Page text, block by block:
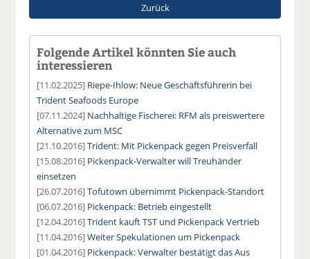
Zurück
Folgende Artikel könnten Sie auch
interessieren
[11.02.2025] Riepe-Ihlow: Neue Geschäftsführerin bei
Trident Seafoods Europe
[07.11.2024] Nachhaltige Fischerei: RFM als preiswertere
Alternative zum MSC
[21.10.2016]Trident: Mit Pickenpack gegen Preisverfall
[15.08.2016] Pickenpack-Verwalter will Treuhänder
einsetzen
[26.07.2016]Tofutown übernimmt Pickenpack-Standort
[06.07.2016] Pickenpack: Betrieb eingestellt
[12.04.2016]Trident kauft TST und Pickenpack Vertrieb
[11.04.2016]Weiter Spekulationen um Pickenpack
[01.04.2016] Pickenpack: Verwalter bestätigt das Aus